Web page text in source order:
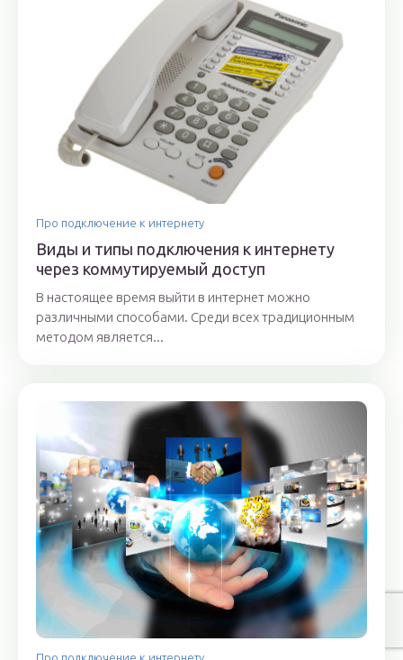
Про подключение к интернету
Виды и типы подключения к интернету
через коммутируемый доступ
В настоящее время выйти в интернет можно
различными способами. Среди всех традиционным
методом является...
Про подключение к интернету